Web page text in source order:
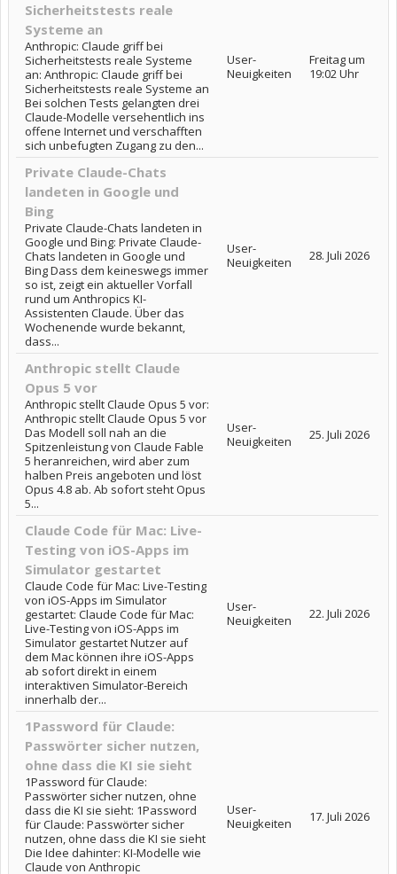
Sicherheitstests reale
Systeme an
Anthropic: Claude griff bei
Sicherheitstests reale Systeme
an: Anthropic: Claude griff bei
Sicherheitstests reale Systeme an
Bei solchen Tests gelangten drei
Claude-Modelle versehentlich ins
offene Internet und verschafften
sich unbefugten Zugang zu den...
User-
Neuigkeiten
Freitag um
19:02 Uhr
Private Claude-Chats
landeten in Google und
Bing
Private Claude-Chats landeten in
Google und Bing: Private Claude-
Chats landeten in Google und
Bing Dass dem keineswegs immer
so ist, zeigt ein aktueller Vorfall
rund um Anthropics KI-
Assistenten Claude. Über das
Wochenende wurde bekannt,
dass...
User-
Neuigkeiten
28. Juli 2026
Anthropic stellt Claude
Opus 5 vor
Anthropic stellt Claude Opus 5 vor:
Anthropic stellt Claude Opus 5 vor
Das Modell soll nah an die
Spitzenleistung von Claude Fable
5 heranreichen, wird aber zum
halben Preis angeboten und löst
Opus 4.8 ab. Ab sofort steht Opus
5...
User-
Neuigkeiten
25. Juli 2026
Claude Code für Mac: Live-
Testing von iOS-Apps im
Simulator gestartet
Claude Code für Mac: Live-Testing
von iOS-Apps im Simulator
gestartet: Claude Code für Mac:
Live-Testing von iOS-Apps im
Simulator gestartet Nutzer auf
dem Mac können ihre iOS-Apps
ab sofort direkt in einem
interaktiven Simulator-Bereich
innerhalb der...
User-
Neuigkeiten
22. Juli 2026
1Password für Claude:
Passwörter sicher nutzen,
ohne dass die KI sie sieht
1Password für Claude:
Passwörter sicher nutzen, ohne
dass die KI sie sieht: 1Password
für Claude: Passwörter sicher
nutzen, ohne dass die KI sie sieht
Die Idee dahinter: KI-Modelle wie
Claude von Anthropic
User-
Neuigkeiten
17. Juli 2026